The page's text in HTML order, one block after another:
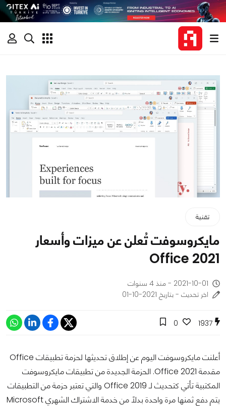
تقنية
مايكروسوفت تُعلن عن ميزات وأسعار
Office 2021
2021-10-01 - منذ 4 سنوات
اخر تحديث - بتاريخ 2021-10-01
1937
0
أعلنت مايكروسوفت اليوم عن إطلاق تحديثها لحزمة تطبيقات Office
مقدمة Office 2021. الحزمة الجديدة من تطبيقات مايكروسوفت
المكتبية تأتي كتحديث لـ Office 2019 والتي تعتبر حزمة من التطبيقات
يتم دفع ثمنها مرة واحدة بدلاً من خدمة الاشتراك الشهري Microsoft